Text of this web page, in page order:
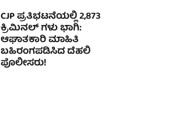
CJP ಪ್ರತಿಭಟನೆಯಲ್ಲಿ 2,873
ಕ್ರಿಮಿನಲ್ ಗಳು ಭಾಗಿ:
ಆಘಾತಕಾರಿ ಮಾಹಿತಿ
ಬಹಿರಂಗಪಡಿಸಿದ ದೆಹಲಿ
ಪೊಲೀಸರು!